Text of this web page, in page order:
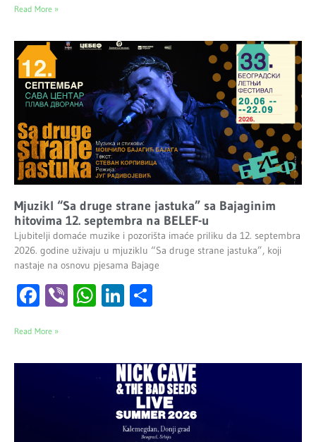
Read More »
Mjuzikl “Sa druge strane jastuka” sa Bajaginim
hitovima 12. septembra na BELEF-u
Ljubitelji domaće muzike i pozorišta imaće priliku da 12. septembra
2026. godine uživaju u mjuziklu “Sa druge strane jastuka”, koji
nastaje na osnovu pjesama Bajage
Facebook
ViberWhatsApp
LinkedIn
Read More »